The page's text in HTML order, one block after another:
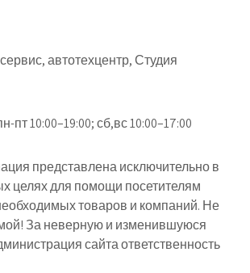
автотехцентр, Студия
пт 10:00–19:00; сб,вс 10:00–17:00
представлена исключительно в
целях для помощи посетителям
товаров и компаний. Не
За неверную и изменившуюся
сайта ответственность